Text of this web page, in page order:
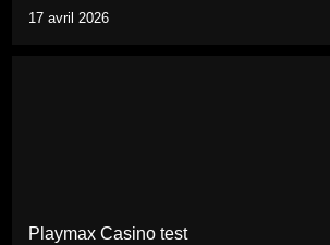
17 avril 2026
Playmax Casino test